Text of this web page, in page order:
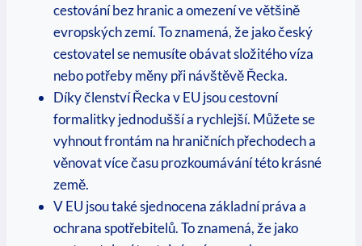
cestování bez hranic a omezení ve většině
evropských zemí. To znamená, že jako český
cestovatel se nemusíte obávat složitého víza
nebo potřeby měny při návštěvě Řecka.
Díky členství Řecka v EU jsou cestovní
formalitky jednodušší a rychlejší. Můžete se
vyhnout frontám na hraničních přechodech a
věnovat více času prozkoumávání této krásné
země.
V EU jsou také sjednocena základní práva a
ochrana spotřebitelů. To znamená, že jako